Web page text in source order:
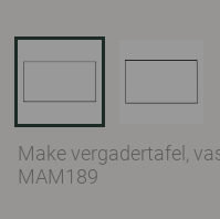
Make vergadertafel,
MAM189